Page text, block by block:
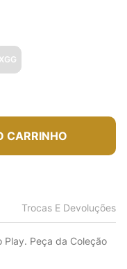
XGG
CARRINHO
Trocas E Devoluções
Play. Peça da Coleção